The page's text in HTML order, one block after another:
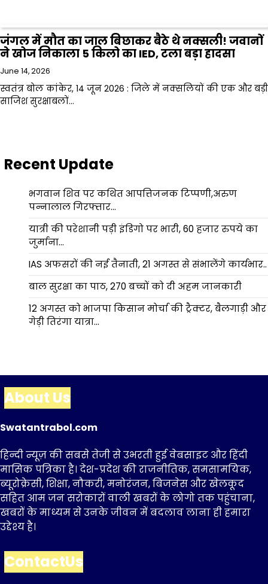
जंगल में मौत का जाल बिछाकर बैठे थे नक्सली! जवानों
ने खोज निकाला 5 किलो का IED, टला बड़ा हादसा
June 14, 2026
स्वतंत्र बोल कांकेर, 14 जून 2026 : जिले में नक्सलियों की एक और बड़ी
साजिश सुरक्षाबलों…
Recent Update
भगवान शिव पर कथित आपत्तिजनक टिप्पणी,अरुण
पन्नालाल गिरफ्तार…
यात्री की परेशानी पड़ी इंडिगो पर भारी, 60 हजार रुपये का
जुर्माना…
IAS अफसरों की नई तैनाती, 21 अगस्त से संभालेंगे कार्यभार..
बाल सुरक्षा का पाठ, 270 बच्चों को दी अहम जानकारी
12 अगस्त को भाजपा किसान मोर्चा की ट्रैक्टर, बैलगाड़ी और
गेड़ी तिरंगा यात्रा…
About Us
Swatantrabol.com
हिन्दी न्यूज़ की सबसे तेजी से उभरती हुई वेबसाइट और हिंदी
मासिक पत्रिका है। देश-प्रदेश की राजनीतिक, समसामयिक,
ब्यूरोक्रेसी, शिक्षा, नौकरी, मनोरंजन, बिजनेस और खेलकूद
सहित आम जन सरोकारों वाली खबरों के लोगो तक पहुंचाना,
खबरों के माध्यम से उनके जीवन में बदलाव लाना ही हमारा
उद्देश्य है।
ContactUs